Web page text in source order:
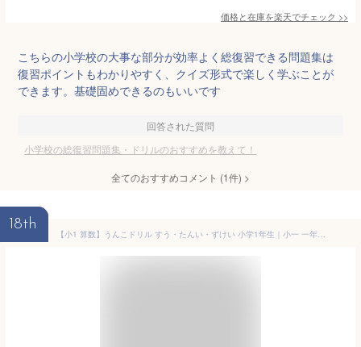
価格と在庫を楽天でチェック >>
こちらの小学校の大事な部分が効率よく総復習できる問題集は
復習ポイントもわかりやすく、クイズ形式で楽しく学ぶことが
できます。基礎固めできるのもいいです
回答された質問
小学校の総復習問題集・ドリルのおすすめを教えて！
全てのおすすめコメント (1件) >
18th
【小1 算数】うんこドリル すう・たんい・ずけい 小学1年生｜小一 一年生 小学校 小学生 ドリル 問題集 算数ドリル 計算ドリル 数 数字 単位 図形 時間 時計 とけい 覚える 書き方 数え方 自習